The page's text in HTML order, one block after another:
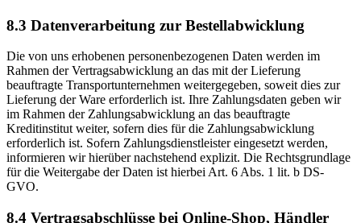
8.3 Datenverarbeitung zur Bestellabwicklung
Die von uns erhobenen personenbezogenen Daten werden im
Rahmen der Vertragsabwicklung an das mit der Lieferung
beauftragte Transportunternehmen weitergegeben, soweit dies zur
Lieferung der Ware erforderlich ist. Ihre Zahlungsdaten geben wir
im Rahmen der Zahlungsabwicklung an das beauftragte
Kreditinstitut weiter, sofern dies für die Zahlungsabwicklung
erforderlich ist. Sofern Zahlungsdienstleister eingesetzt werden,
informieren wir hierüber nachstehend explizit. Die Rechtsgrundlage
für die Weitergabe der Daten ist hierbei Art. 6 Abs. 1 lit. b DS-
GVO.
8.4 Vertragsabschlüsse bei Online-Shop, Händler